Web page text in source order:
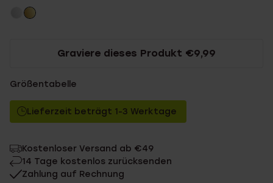
Graviere dieses Produkt €9,99
Größentabelle
Lieferzeit beträgt 1-3 Werktage
Kostenloser Versand ab €49
14 Tage kostenlos zurücksenden
Zahlung auf Rechnung